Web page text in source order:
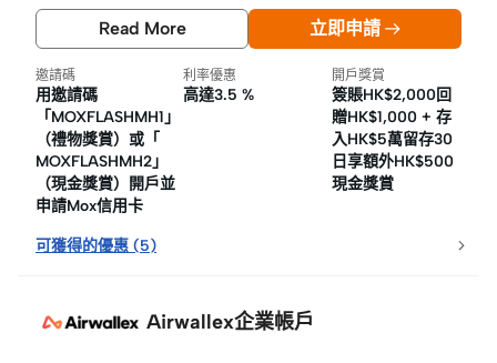
Read More 立即申請
邀請碼
用邀請碼
「MOXFLASHMH1」
（禮物獎賞）或「
MOXFLASHMH2」
（現金獎賞）開戶並
申請Mox信用卡
利率優惠
高達3.5 %
開戶獎賞
簽賬HK$2,000回
贈HK$1,000 + 存
入HK$5萬留存30
日享額外HK$500
現金獎賞
可獲得的優惠 (5)
Airwallex企業帳戶